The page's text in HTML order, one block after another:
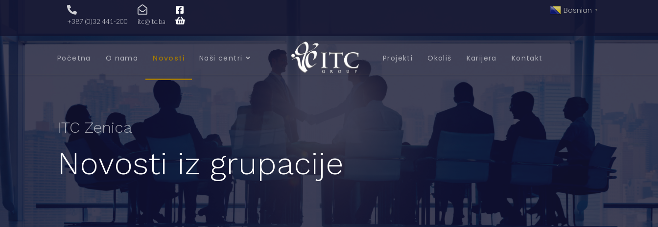
+387 (0)32 441-200 itc@itc.ba
Bosnian ▼
Početna O nama Novosti Naši centri Projekti Okoliš Karijera Kontakt
ITC Zenica
Novosti iz grupacije